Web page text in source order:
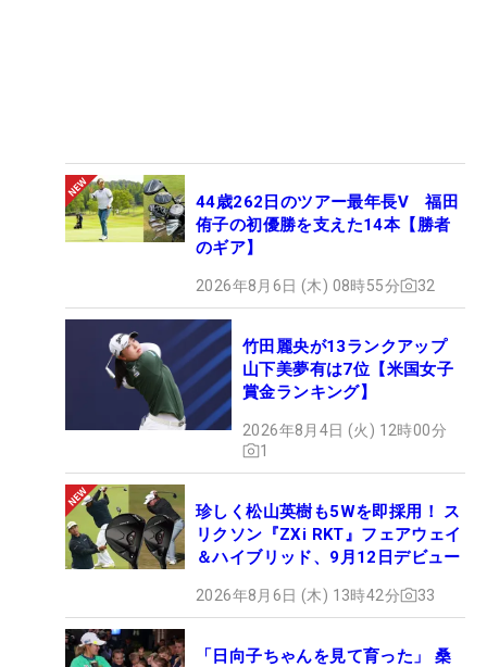
44歳262日のツアー最年長V 福田
侑子の初優勝を支えた14本【勝者
のギア】
2026年8月6日 (木) 08時55分 32
竹田麗央が13ランクアップ
山下美夢有は7位【米国女子
賞金ランキング】
2026年8月4日 (火) 12時00分
1
珍しく松山英樹も5Wを即採用！ ス
リクソン『ZXi RKT』フェアウェイ
＆ハイブリッド、9月12日デビュー
2026年8月6日 (木) 13時42分 33
「日向子ちゃんを見て育った」 桑